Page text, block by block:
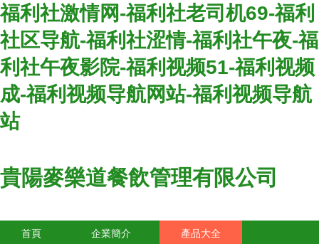
福利社激情网-福利社老司机69-福利
社区导航-福利社涩情-福利社午夜-福
利社午夜影院-福利视频51-福利视频
成-福利视频导航网站-福利视频导航
站
貴陽麥樂道餐飲管理有限公司
首頁 企業簡介 產品大全